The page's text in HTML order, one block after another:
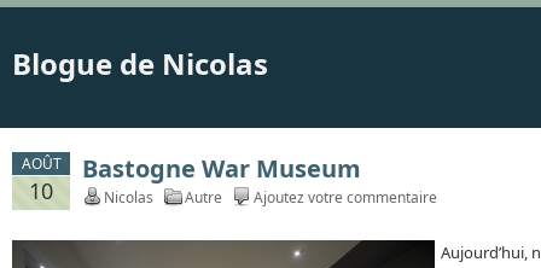
Blogue de Nicolas
AOÛT
10
Bastogne War Museum
Nicolas Autre Ajoutez votre commentaire
Aujourd’hui,